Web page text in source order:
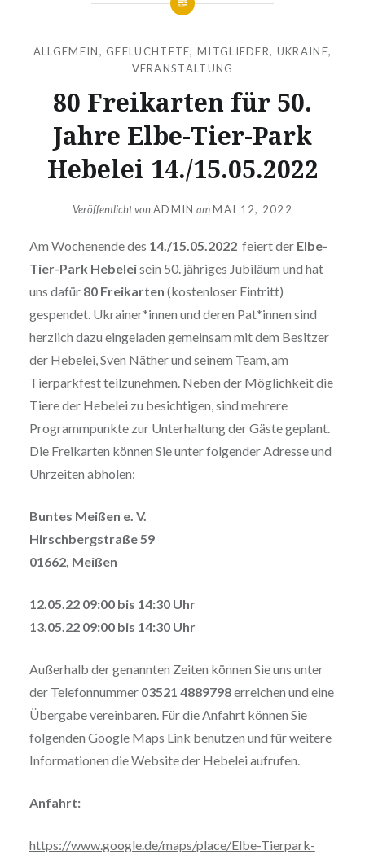
ALLGEMEIN, GEFLÜCHTETE,MITGLIEDER, UKRAINE,
VERANSTALTUNG
80 Freikarten für 50.
Jahre Elbe-Tier-Park
Hebelei 14./15.05.2022
Veröffentlicht vonADMIN amMAI 12, 2022
Am Wochenende des 14./15.05.2022feiert der Elbe-
Tier-Park Hebeleisein 50. jähriges Jubiläum und hat
uns dafür 80 Freikarten (kostenloser Eintritt)
gespendet. Ukrainer*innen und deren Pat*innen sind
herzlich dazu eingeladen gemeinsam mit dem Besitzer
der Hebelei, Sven Näther und seinem Team, am
Tierparkfest teilzunehmen. Neben der Möglichkeit die
Tiere der Hebelei zu besichtigen, sind mehrere
Programmpunkte zur Unterhaltung der Gäste geplant.
Die Freikarten können Sie unter folgender Adresse und
Uhrzeiten abholen:
Buntes Meißen e. V.
Hirschbergstraße 59
01662, Meißen
12.05.22 09:00 bis 14:30 Uhr
13.05.22 09:00 bis 14:30 Uhr
Außerhalb der genannten Zeiten können Sie uns unter
der Telefonnummer 03521 4889798erreichen und eine
Übergabe vereinbaren. Für die Anfahrt können Sie
folgenden Google Maps Link benutzen und für weitere
Informationen die Website der Hebelei aufrufen.
Anfahrt:
https://www.google.de/maps/place/Elbe-Tierpark-